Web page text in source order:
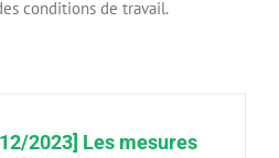
conditions de travail.
2023] Les mesures